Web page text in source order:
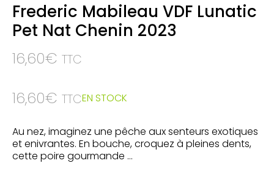
Frederic Mabileau VDF Lunatic
Pet Nat Chenin 2023
16,60€ TTC
16,60€ TTCEN STOCK
Au nez, imaginez une pêche aux senteurs exotiques
et enivrantes. En bouche, croquez à pleines dents,
cette poire gourmande …